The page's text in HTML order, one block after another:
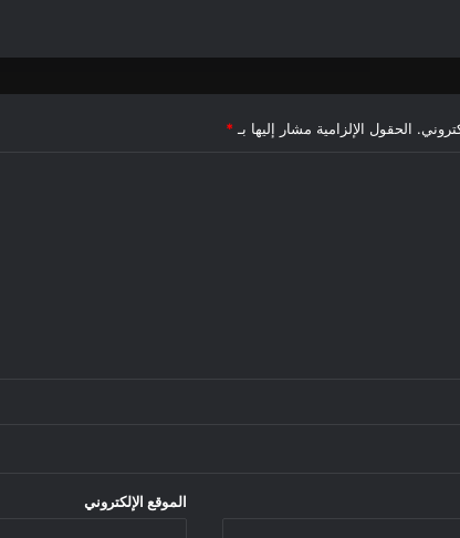
الحقول الإلزامية مشار إليها بـ *
الموقع الإلكتروني